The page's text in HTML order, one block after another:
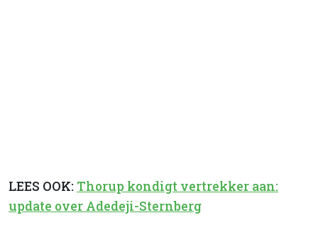
LEES OOK: Thorup kondigt vertrekker aan:
update over Adedeji-Sternberg